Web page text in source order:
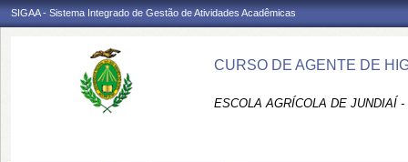
SIGAA - Sistema Integrado de Gestão de Atividades Acadêmicas
CURSO DE AGENTE DE
ESCOLA AGRÍCOLA DE JUNDIAÍ -